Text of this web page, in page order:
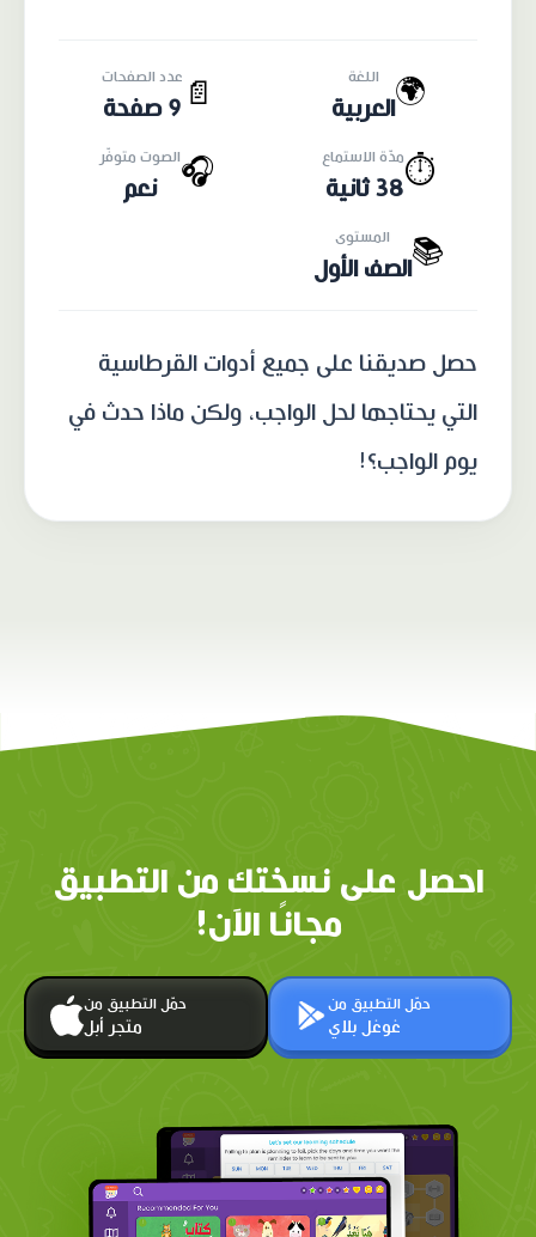
🌍 اللغة
العربية 📄
عدد الصفحات
9 صفحة
⏱️مدّة الاستماع
38 ثانية
🎧الصوت متوفّر
نعم
📚 المستوى
الصف الأول
حصل صديقنا على جميع أدوات القرطاسية
التي يحتاجها لحل الواجب، ولكن ماذا حدث في
يوم الواجب؟!
احصل على نسختك من التطبيق
مجانًا الآن!
حمّل التطبيق من
متجر أبل
حمّل التطبيق من
غوغل بلاي